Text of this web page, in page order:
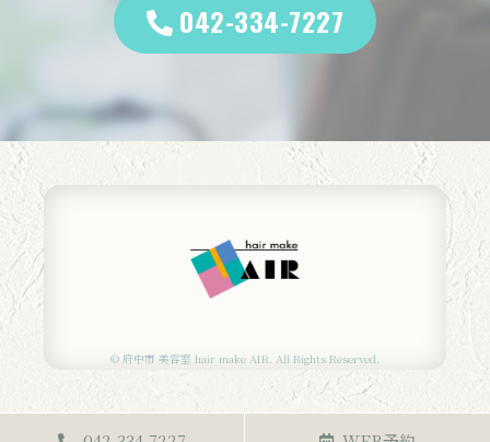
042-334-7227
© 府中市 美容室 hair make AIR. All Rights Reserved.